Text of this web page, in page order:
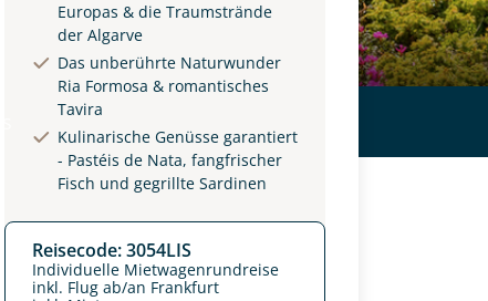
Europas & die Traumstrände
der Algarve
Das unberührte Naturwunder
Ria Formosa & romantisches
Tavira
Kulinarische Genüsse garantiert
- Pastéis de Nata, fangfrischer
Fisch und gegrillte Sardinen
Reisecode: 3054LIS
Individuelle Mietwagenrundreise
inkl. Flug ab/an Frankfurt